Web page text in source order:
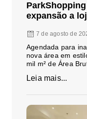
expansão a
7 de agosto de
Agendada para
nova área em
mil m² de Área
Leia mais...